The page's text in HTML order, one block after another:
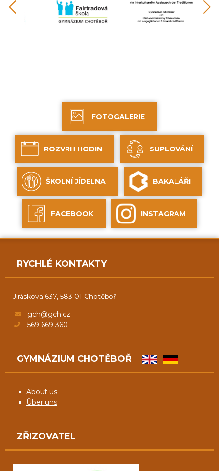
FOTOGALERIE
ROZVRH HODIN SUPLOVÁNÍ
ŠKOLNÍ JÍDELNA BAKALÁŘI
FACEBOOK INSTAGRAM
RYCHLÉ KONTAKTY
Jiráskova 637, 583 01 Chotěboř
gch@gch.cz
569 669 360
GYMNÁZIUM CHOTĚBOŘ
About us
Über uns
ZŘIZOVATEL